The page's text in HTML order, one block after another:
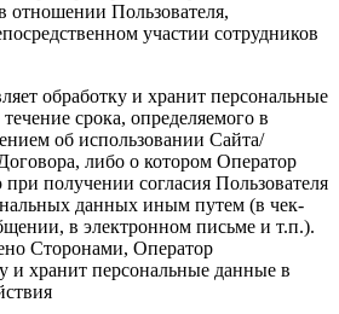
отношении Пользователя,
участии сотрудников
обработку и хранит персональные
срока, определяемого в
об использовании Сайта/
либо о котором Оператор
получении согласия Пользователя
данных иным путем (в чек-
в электронном письме и т.п.).
Сторонами, Оператор
и хранит персональные данные в